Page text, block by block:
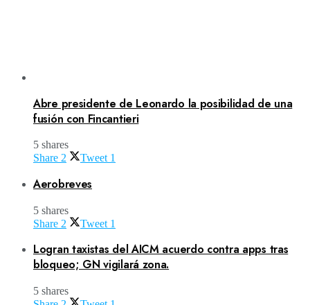
Abre presidente de Leonardo la posibilidad de una
fusión con Fincantieri
5 shares
Share 2 Tweet 1
Aerobreves
5 shares
Share 2 Tweet 1
Logran taxistas del AICM acuerdo contra apps tras
bloqueo; GN vigilará zona.
5 shares